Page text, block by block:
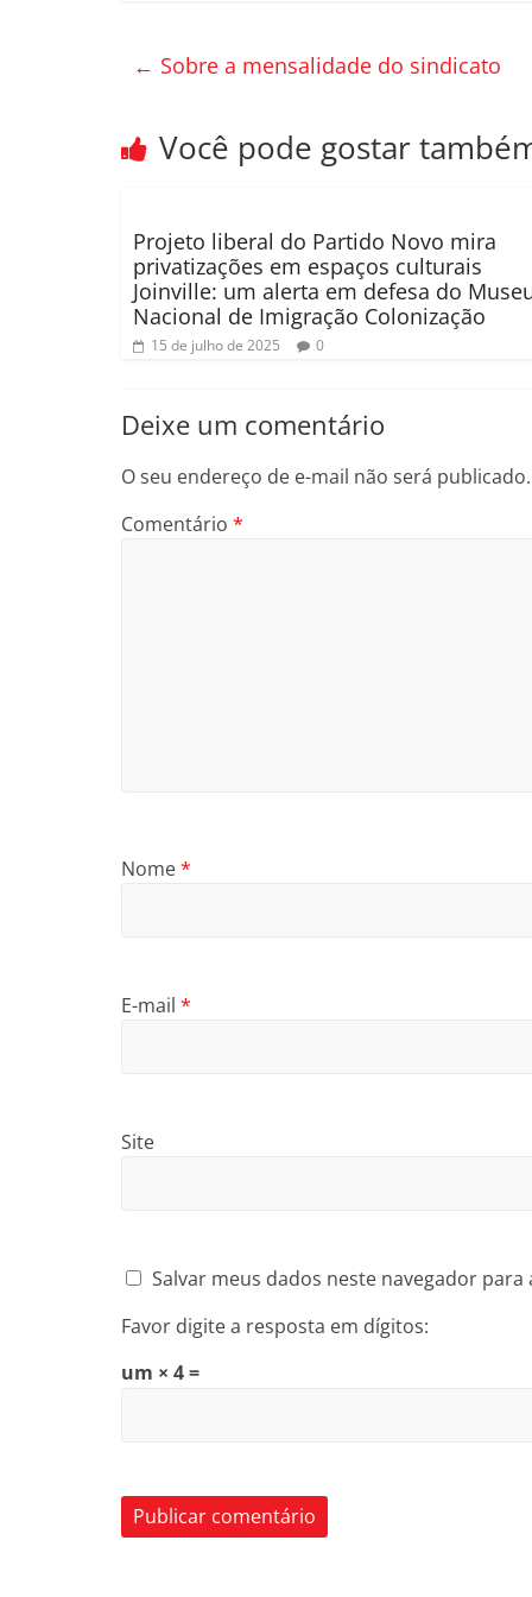
e
o
o
er p
til
h
← Sobre a mensalidade do sindicato
Você pode gostar
Projeto liberal do Partido Novo mira
privatizações em espaços culturais
Joinville: um alerta em defesa do
Nacional de Imigração Colonização
15 de julho de 2025 0
Deixe um comentário
O seu endereço de e-mail não será publicado.
Comentário *
Nome*
E-mail *
Site
Salvar meus dados neste navegador
Favor digite a resposta em dígitos:
um × 4 =